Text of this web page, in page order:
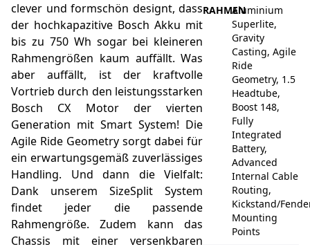
clever und formschön designt, dass
der hochkapazitive Bosch Akku mit
bis zu 750 Wh sogar bei kleineren
Rahmengrößen kaum auffällt. Was
aber auffällt, ist der kraftvolle
Vortrieb durch den leistungsstarken
Bosch CX Motor der vierten
Generation mit Smart System! Die
Agile Ride Geometry sorgt dabei für
ein erwartungsgemäß zuverlässiges
Handling. Und dann die Vielfalt:
Dank unserem SizeSplit System
findet jeder die passende
Rahmengröße. Zudem kann das
Chassis mit einer versenkbaren
RAHMENAluminium
Superlite,
Gravity
Casting, Agile
Ride
Geometry, 1.5
Headtube,
Boost 148,
Fully
Integrated
Battery,
Advanced
Internal Cable
Routing,
Kickstand/
Mounting
Points